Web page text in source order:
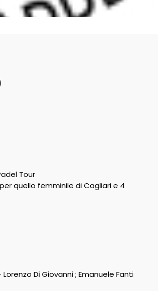
Tour
quello femminile di Cagliari e 4
Di Giovanni ; Emanuele Fanti